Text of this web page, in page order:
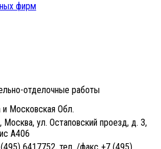
фирм
отделочные работы
и Московская Обл.
Москва, ул. Остаповский проезд, д. 3,
А406